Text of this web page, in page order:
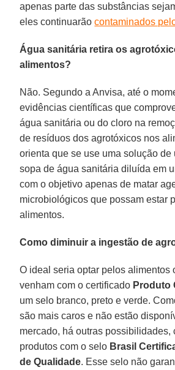
apenas parte das substâncias
eles continuarãocontaminados
Água sanitária retira os
alimentos?
Não. Segundo a Anvisa, até o
evidências científicas que
água sanitária ou do cloro na
de resíduos dos agrotóxicos nos
orienta que se use uma solução de
sopa de água sanitária diluída em
com o objetivo apenas de matar
microbiológicos que possam estar
alimentos.
Como diminuir a ingestão de
O ideal seria optar pelos alimentos
venham com o certificado Produto
um selo branco, preto e verde.
são mais caros e não estão
mercado, há outras possibilidades,
produtos com o selo Brasil
de Qualidade. Esse selo não